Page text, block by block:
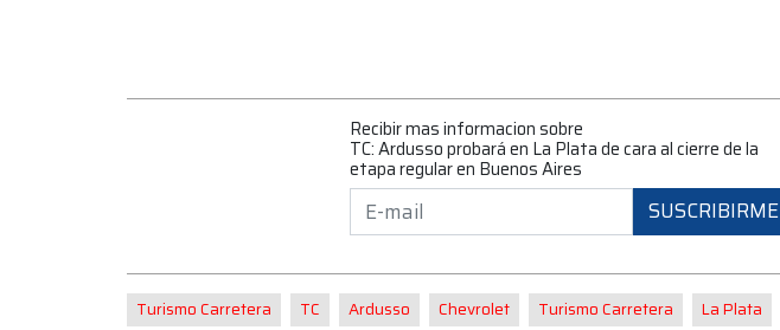
Recibir mas informacion sobre
TC: Ardusso probará en La Plata de cara al cierre de la
etapa regular en Buenos Aires
SUSCRIBIRME
Turismo Carretera TC Ardusso Chevrolet Turismo Carretera La Plata